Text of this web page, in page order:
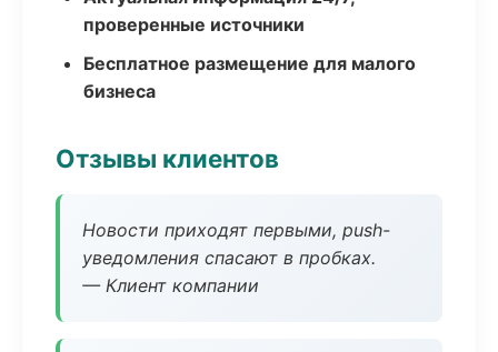
проверенные источники
Бесплатное размещение для малого
бизнеса
Отзывы клиентов
Новости приходят первыми, push-
уведомления спасают в пробках.
— Клиент компании